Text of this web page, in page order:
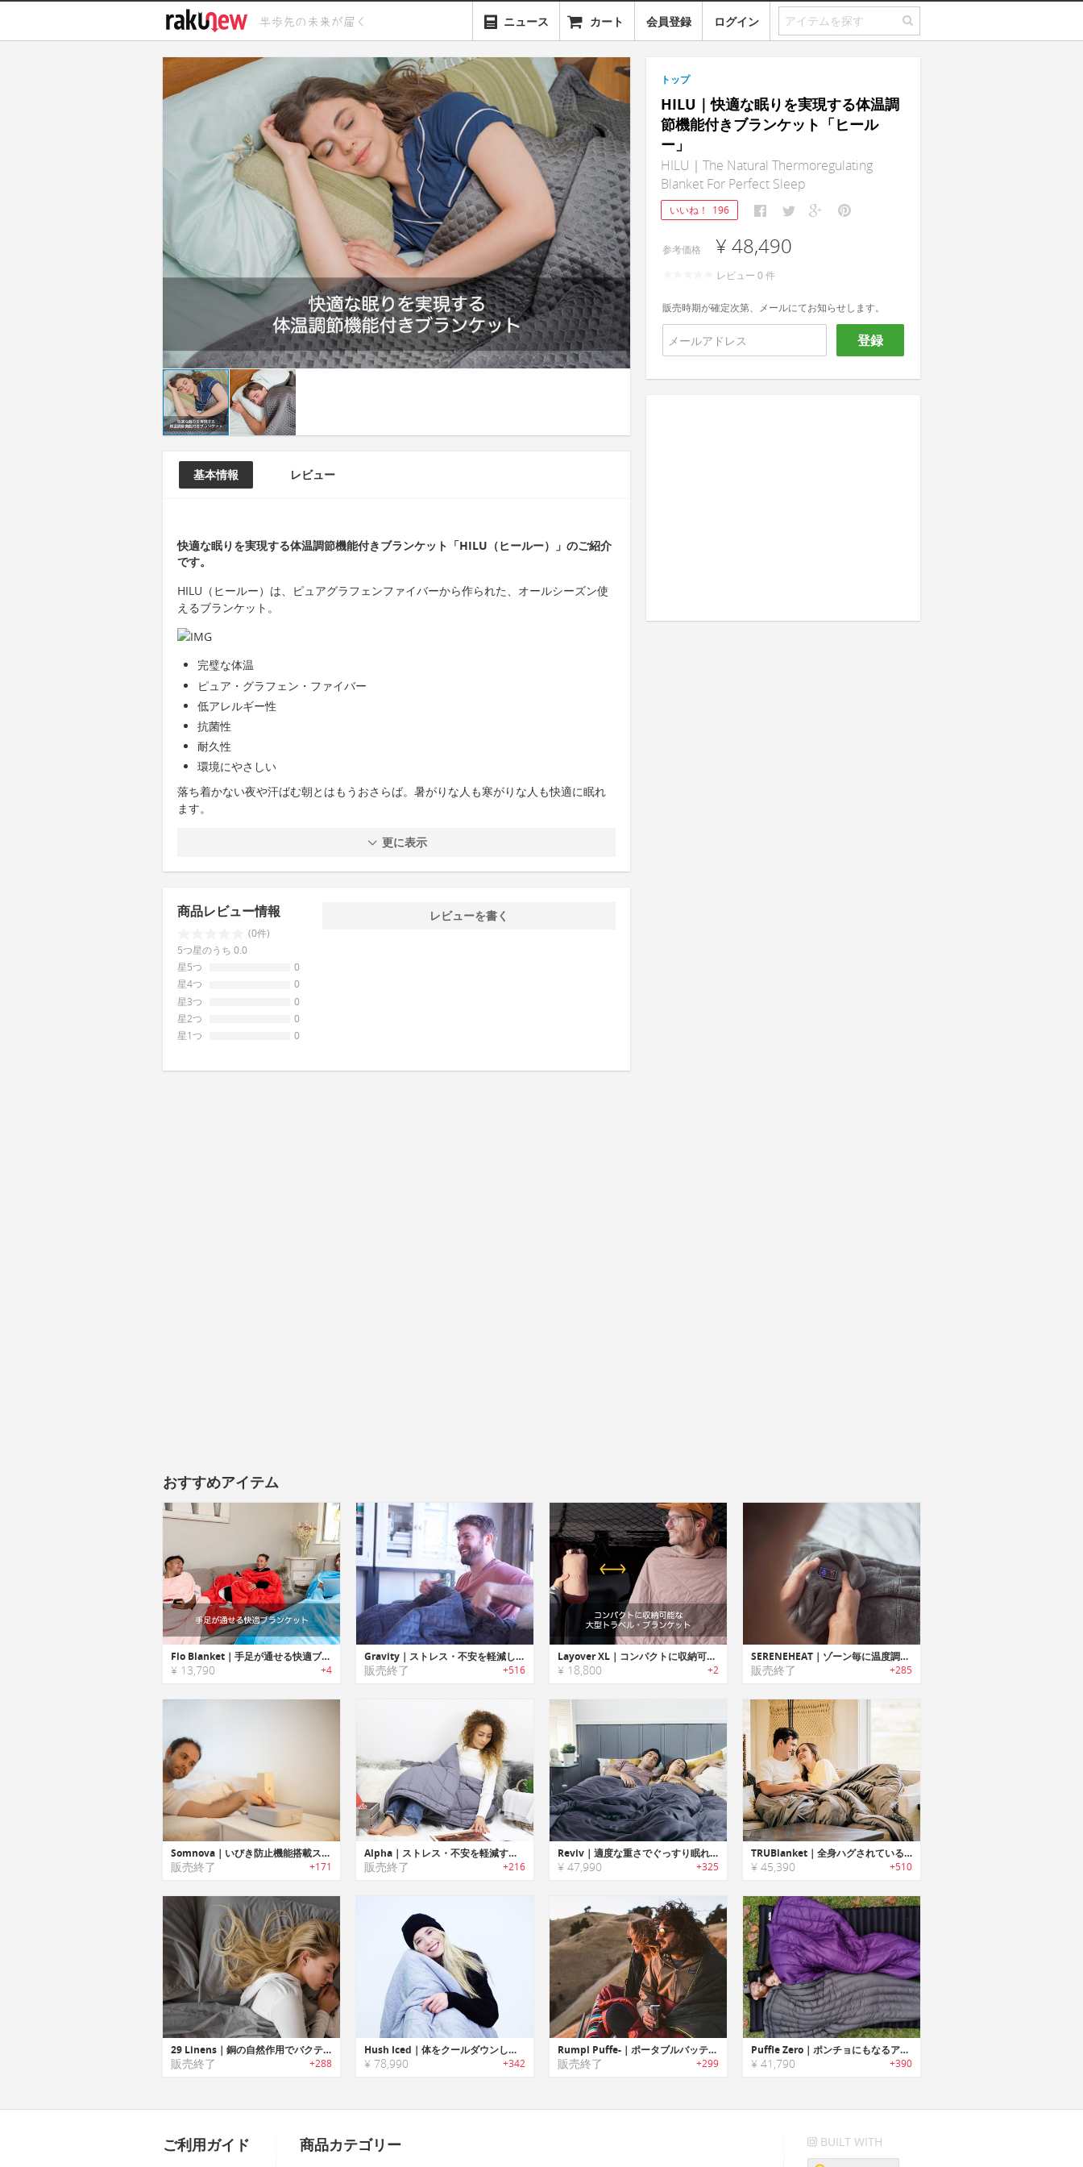
ニュース カート 会員登録 ログイン
基本情報 レビュー
快適な眠りを実現する体温調節機能付きブランケット「HILU（ヒールー）」のご紹介
です。
HILU（ヒールー）は、ピュアグラフェンファイバーから作られた、オールシーズン使
えるブランケット。
完璧な体温
ピュア・グラフェン・ファイバー
低アレルギー性
抗菌性
耐久性
環境にやさしい
落ち着かない夜や汗ばむ朝とはもうおさらば。暑がりな人も寒がりな人も快適に眠れ
ます。
更に表示
商品レビュー情報
(0件)
5つ星のうち 0.0
星5つ
0
星4つ
0
星3つ
0
星2つ
0
星1つ
0
レビューを書く
トップ
HILU｜快適な眠りを実現する体温調
節機能付きブランケット「ヒール
ー」
HILU｜The Natural Thermoregulating
Blanket For Perfect Sleep
いいね！ 196
参考価格 ¥ 48,490
レビュー 0 件
販売時期が確定次第、メールにてお知らせします。
登録
おすすめアイテム
Flo Blanket｜手足が通せる快適ブランケット「フロ」
¥ 13,790 +4
Gravity｜ストレス・不安を軽減しリラックス効果を高めるブランケット「グラビティ」
販売終了 +516
Layover XL｜コンパクトに収納可能な大型トラベル・ブランケット
¥ 18,800 +2
SERENEHEAT｜ゾーン毎に温度調整可能なマルチゾーンヒーティング ブランケット「セレーンヒート」
販売終了 +285
Somnova｜いびき防止機能搭載スーパースマートスリーピングマット「ソムノバ」
販売終了 +171
Alpha｜ストレス・不安を軽減する心地よい重さのウェイトブランケット「アルファ」
販売終了 +216
Reviv｜適度な重さでぐっすり眠れるエコフレンドリーウェイトブランケット「リヴァイブ」
¥ 47,990 +325
TRUBlanket｜全身ハグされているような感覚のストレス低減ウェイトブランケット「トゥルーブランケット」
¥ 45,390 +510
29 Linens｜銅の自然作用でバクテリアを殺菌するベッドシーツ/ピローケース「29リネン」
販売終了 +288
Hush Iced｜体をクールダウンして睡眠品質を向上させるクーリングウェイトブランケット「ハッシュアイスド」
¥ 78,990 +342
Rumpl Puffe-｜ポータブルバッテリーを使用したヒート機能搭載ブランケット「ランプルパフィー」
販売終了 +299
Puffle Zero｜ポンチョにもなるアウトドアアドベンチャーブランケット「パッフルゼロ」
¥ 41,790 +390
ご利用ガイド 商品カテゴリー BUILT WITH